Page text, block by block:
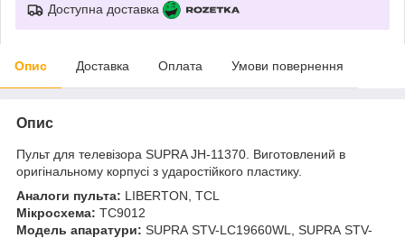
Доступна доставка
Опис Доставка Оплата Умови повернення
Опис
Пульт для телевізора SUPRA JH-11370. Виготовлений в
оригінальному корпусі з ударостійкого пластику.
Аналоги пульта: LIBERTON, TCL
Мікросхема: TC9012
Модель апаратури: SUPRA STV-LC19660WL, SUPRA STV-